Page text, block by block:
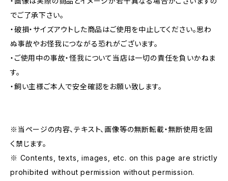
でご了承下さい。
・破損・サイズアウトした商品はご使用を中止してください。思わ
ぬ事故やお怪我につながる恐れがございます。
・ご使用中の事故・怪我について当店は一切の責任を負いかねま
す。
・飼い主様ご本人で安全確認をお願い致します。
※当ページの内容、テキスト、画像等の無断転載・無断使用を固
く禁じます。
※ Contents, texts, images, etc. on this page are strictly
prohibited without permission without permission.